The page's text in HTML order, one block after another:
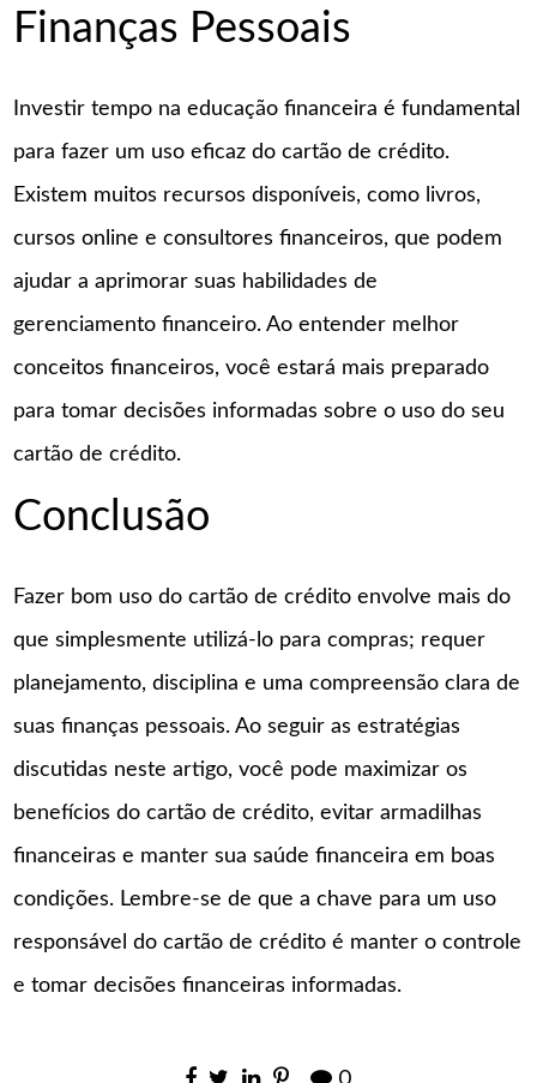
Finanças Pessoais
Investir tempo na educação financeira é fundamental
para fazer um uso eficaz do cartão de crédito.
Existem muitos recursos disponíveis, como livros,
cursos online e consultores financeiros, que podem
ajudar a aprimorar suas habilidades de
gerenciamento financeiro. Ao entender melhor
conceitos financeiros, você estará mais preparado
para tomar decisões informadas sobre o uso do seu
cartão de crédito.
Conclusão
Fazer bom uso do cartão de crédito envolve mais do
que simplesmente utilizá-lo para compras; requer
planejamento, disciplina e uma compreensão clara de
suas finanças pessoais. Ao seguir as estratégias
discutidas neste artigo, você pode maximizar os
benefícios do cartão de crédito, evitar armadilhas
financeiras e manter sua saúde financeira em boas
condições. Lembre-se de que a chave para um uso
responsável do cartão de crédito é manter o controle
e tomar decisões financeiras informadas.